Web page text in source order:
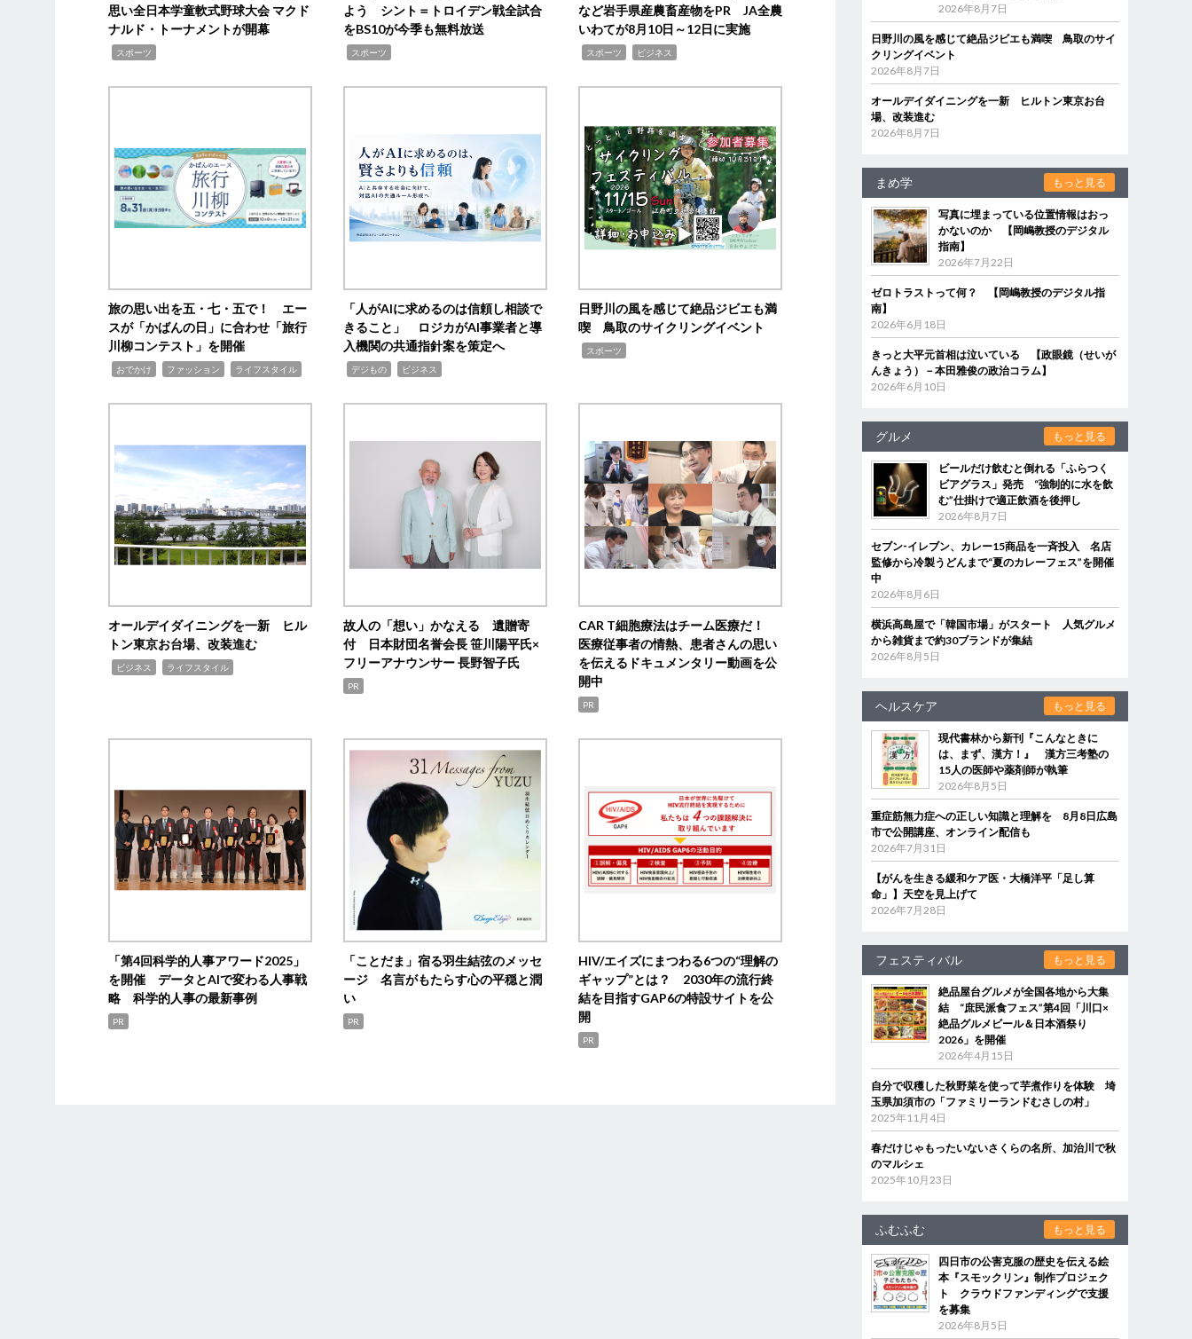
思い全日本学童軟式野球大会 マクド
ナルド・トーナメントが開幕
スポーツ
よう シント＝トロイデン戦全試合
をBS10が今季も無料放送
スポーツ
など岩手県産農畜産物をPR JA全農
いわてが8月10日～12日に実施
スポーツ ビジネス
旅の思い出を五・七・五で！ エー
スが「かばんの日」に合わせ「旅行
川柳コンテスト」を開催
おでかけ ファッション ライフスタイル
「人がAIに求めるのは信頼し相談で
きること」 ロジカがAI事業者と導
入機関の共通指針案を策定へ
デジもの ビジネス
日野川の風を感じて絶品ジビエも満
喫 鳥取のサイクリングイベント
スポーツ
オールデイダイニングを一新 ヒル
トン東京お台場、改装進む
ビジネス ライフスタイル
故人の「想い」かなえる 遺贈寄
付 日本財団名誉会長 笹川陽平氏×
フリーアナウンサー 長野智子氏
PR
CAR T細胞療法はチーム医療だ！
医療従事者の情熱、患者さんの思い
を伝えるドキュメンタリー動画を公
開中
PR
「第4回科学的人事アワード2025」
を開催 データとAIで変わる人事戦
略 科学的人事の最新事例
PR
「ことだま」宿る羽生結弦のメッセ
ージ 名言がもたらす心の平穏と潤
い
PR
HIV/エイズにまつわる6つの“理解の
ギャップ”とは？ 2030年の流行終
結を目指すGAP6の特設サイトを公
開
PR
2026年8月7日
日野川の風を感じて絶品ジビエも満喫 鳥取のサイ
クリングイベント
2026年8月7日
オールデイダイニングを一新 ヒルトン東京お台
場、改装進む
2026年8月7日
まめ学 もっと見る
写真に埋まっている位置情報はおっ
かないのか 【岡嶋教授のデジタル
指南】
2026年7月22日
ゼロトラストって何？ 【岡嶋教授のデジタル指
南】
2026年6月18日
きっと大平元首相は泣いている 【政眼鏡（せいが
んきょう）－本田雅俊の政治コラム】
2026年6月10日
グルメ もっと見る
ビールだけ飲むと倒れる「ふらつく
ビアグラス」発売 “強制的に水を飲
む”仕掛けで適正飲酒を後押し
2026年8月7日
セブン‐イレブン、カレー15商品を一斉投入 名店
監修から冷製うどんまで“夏のカレーフェス”を開催
中
2026年8月6日
横浜高島屋で「韓国市場」がスタート 人気グルメ
から雑貨まで約30ブランドが集結
2026年8月5日
ヘルスケア もっと見る
現代書林から新刊『こんなときに
は、まず、漢方！』 漢方三考塾の
15人の医師や薬剤師が執筆
2026年8月5日
重症筋無力症への正しい知識と理解を 8月8日広島
市で公開講座、オンライン配信も
2026年7月31日
【がんを生きる緩和ケア医・大橋洋平「足し算
命」】天空を見上げて
2026年7月28日
フェスティバル もっと見る
絶品屋台グルメが全国各地から大集
結 “庶民派食フェス”第4回「川口×
絶品グルメビール＆日本酒祭り
2026」を開催
2026年4月15日
自分で収穫した秋野菜を使って芋煮作りを体験 埼
玉県加須市の「ファミリーランドむさしの村」
2025年11月4日
春だけじゃもったいないさくらの名所、加治川で秋
のマルシェ
2025年10月23日
ふむふむ もっと見る
四日市の公害克服の歴史を伝える絵
本『スモックリン』制作プロジェク
ト クラウドファンディングで支援
を募集
2026年8月5日